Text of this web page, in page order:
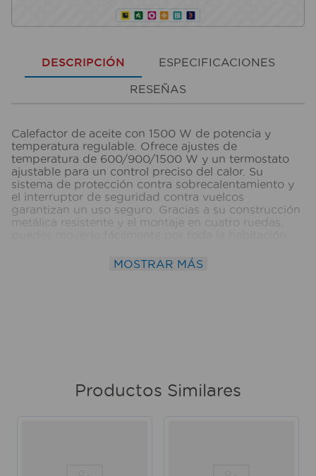
DESCRIPCIÓN ESPECIFICACIONES
RESEÑAS
Calefactor de aceite con 1500 W de potencia y
temperatura regulable. Ofrece ajustes de
temperatura de 600/900/1500 W y un termostato
ajustable para un control preciso del calor. Su
sistema de protección contra sobrecalentamiento y
el interruptor de seguridad contra vuelcos
garantizan un uso seguro. Gracias a su construcción
metálica resistente y el montaje en cuatro ruedas,
frontal para un almacenamiento ordenado. Perfecto
para espacios grandes, este calefactor es ideal para
MOSTRAR MÁS
Productos Similares